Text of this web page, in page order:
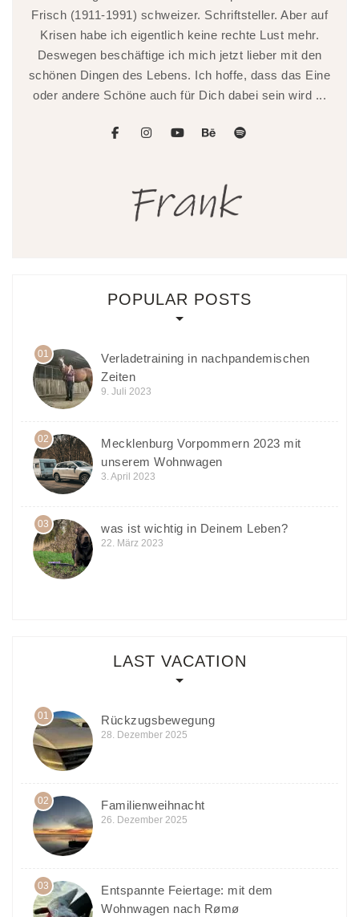
Frisch (1911-1991) schweizer. Schriftsteller. Aber auf
Krisen habe ich eigentlich keine rechte Lust mehr.
Deswegen beschäftige ich mich jetzt lieber mit den
schönen Dingen des Lebens. Ich hoffe, dass das Eine
oder andere Schöne auch für Dich dabei sein wird ...
POPULAR POSTS
01
Verladetraining in nachpandemischen
Zeiten
9. Juli 2023
02
Mecklenburg Vorpommern 2023 mit
unserem Wohnwagen
3. April 2023
03 was ist wichtig in Deinem Leben?
22. März 2023
LAST VACATION
01 Rückzugsbewegung
28. Dezember 2025
02 Familienweihnacht
26. Dezember 2025
03
Entspannte Feiertage: mit dem
Wohnwagen nach Rømø